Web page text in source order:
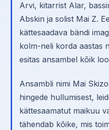
Arvi, kitarrist Alar,
Abskin ja solist Mai Z.
kättesaadava bändi
kolm-neli korda aastas
esitas ansambel kõik
Ansambli nimi Mai
hingede hullumisest,
kättesaamatut maikuu
tähendab kõike, mis